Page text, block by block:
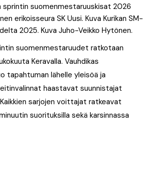
sprintin suomenmestaruuskisat 2026
erikoisseura SK Uusi. Kuva Kurikan SM-
2025. Kuva Juho-Veikko Hytönen.
suomenmestaruudet ratkotaan
Keravalla. Vauhdikas
tapahtuman lähelle yleisöä ja
haastavat suunnistajat
sarjojen voittajat ratkeavat
suorituksilla sekä karsinnassa